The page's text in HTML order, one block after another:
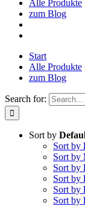
Alle Produkte
zum Blog
Start
Alle Produkte
zum Blog
Search for:
Sort by
Sort by
Sort by
Sort by
Sort by
Sort by
Sort by